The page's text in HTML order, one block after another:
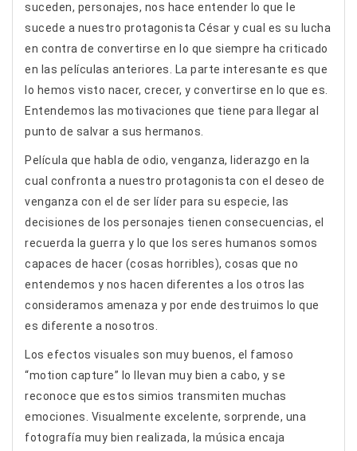
suceden, personajes, nos hace entender lo que le
sucede a nuestro protagonista César y cual es su lucha
en contra de convertirse en lo que siempre ha criticado
en las películas anteriores. La parte interesante es que
lo hemos visto nacer, crecer, y convertirse en lo que es.
Entendemos las motivaciones que tiene para llegar al
punto de salvar a sus hermanos.
Película que habla de odio, venganza, liderazgo en la
cual confronta a nuestro protagonista con el deseo de
venganza con el de ser líder para su especie, las
decisiones de los personajes tienen consecuencias, el
recuerda la guerra y lo que los seres humanos somos
capaces de hacer (cosas horribles), cosas que no
entendemos y nos hacen diferentes a los otros las
consideramos amenaza y por ende destruimos lo que
es diferente a nosotros.
Los efectos visuales son muy buenos, el famoso
“motion capture” lo llevan muy bien a cabo, y se
reconoce que estos simios transmiten muchas
emociones. Visualmente excelente, sorprende, una
fotografía muy bien realizada, la música encaja